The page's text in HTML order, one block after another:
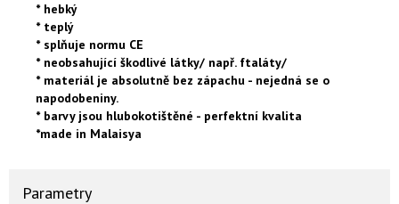
* hebký
* teplý
* splňuje normu CE
* neobsahující škodlivé látky/ např. ftaláty/
* materiál je absolutně bez zápachu - nejedná se o
napodobeniny.
* barvy jsou hlubokotištěné - perfektní kvalita
*made in Malaisya
Parametry